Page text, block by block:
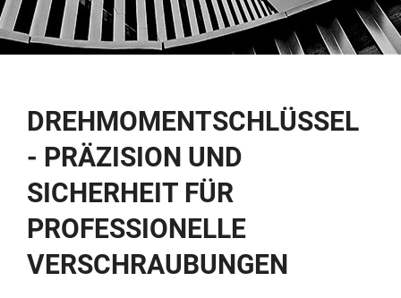
DREHMOMENTSCHLÜSSEL
- PRÄZISION UND
SICHERHEIT FÜR
PROFESSIONELLE
VERSCHRAUBUNGEN